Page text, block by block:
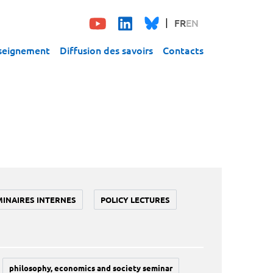
FREN
Diffusion des savoirs Contacts
INTERNES POLICY LECTURES
philosophy, economics and society seminar